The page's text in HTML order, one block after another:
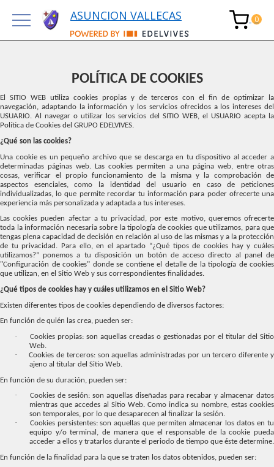
ASUNCION VALLECAS
POLÍTICA DE COOKIES
El SITIO WEB utiliza cookies propias y de terceros con el fin de optimizar la
navegación, adaptando la información y los servicios ofrecidos a los intereses del
USUARIO. Al navegar o utilizar los servicios del SITIO WEB, el USUARIO acepta la
Política de Cookies del GRUPO EDELVIVES.
¿Qué son las cookies?
Una cookie es un pequeño archivo que se descarga en tu dispositivo al acceder a
determinadas páginas web. Las cookies permiten a una página web, entre otras
cosas, verificar el propio funcionamiento de la misma y la comprobación de
aspectos esenciales, como la identidad del usuario en caso de peticiones
individualizadas, lo que permite recordar tu información para poder ofrecerte una
experiencia más personalizada y adaptada a tus intereses.
Las cookies pueden afectar a tu privacidad, por este motivo, queremos ofrecerte
toda la información necesaria sobre la tipología de cookies que utilizamos, para que
tengas plena capacidad de decisión en relación al uso de las mismas y a la protección
de tu privacidad. Para ello, en el apartado “¿Qué tipos de cookies hay y cuáles
utilizamos?” ponemos a tu disposición un botón de acceso directo al panel de
"Configuración de cookies" donde se contiene el detalle de la tipología de cookies
que utilizan, en el Sitio Web y sus correspondientes finalidades.
¿Qué tipos de cookies hay y cuáles utilizamos en el Sitio Web?
Existen diferentes tipos de cookies dependiendo de diversos factores:
En función de quién las crea, pueden ser:
·
Cookies propias: son aquellas creadas o gestionadas por el titular del Sitio
Web.
·
Cookies de terceros: son aquellas administradas por un tercero diferente y
ajeno al titular del Sitio Web.
En función de su duración, pueden ser:
·
Cookies de sesión: son aquellas diseñadas para recabar y almacenar datos
mientras que accedes al Sitio Web. Como indica su nombre, estas cookies
son temporales, por lo que desaparecen al finalizar la sesión.
·
Cookies persistentes: son aquellas que permiten almacenar los datos en tu
equipo y/o terminal, de manera que el responsable de la cookie pueda
acceder a ellos y tratarlos durante el periodo de tiempo que éste determine.
En función de la finalidad para la que se traten los datos obtenidos, pueden ser: